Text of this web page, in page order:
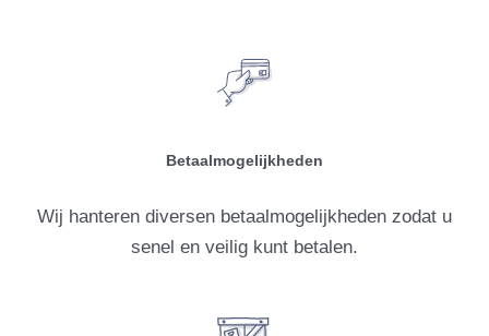
Betaalmogelijkheden
Wij hanteren diversen betaalmogelijkheden zodat u
senel en veilig kunt betalen.